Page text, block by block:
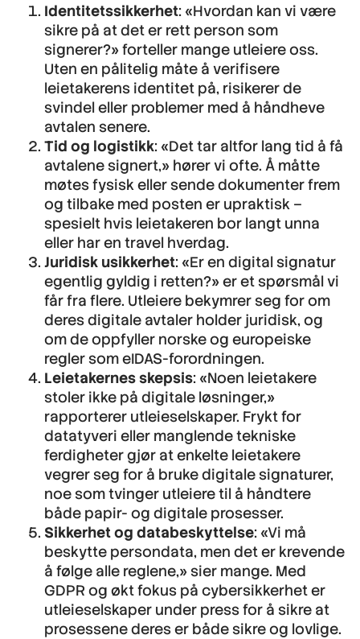
Identitetssikkerhet: «Hvordan kan vi være
sikre på at det er rett person som
signerer?» forteller mange utleiere oss.
Uten en pålitelig måte å verifisere
leietakerens identitet på, risikerer de
svindel eller problemer med å håndheve
avtalen senere.
Tid og logistikk: «Det tar altfor lang tid å få
avtalene signert,» hører vi ofte. Å måtte
møtes fysisk eller sende dokumenter frem
og tilbake med posten er upraktisk –
spesielt hvis leietakeren bor langt unna
eller har en travel hverdag.
Juridisk usikkerhet: «Er en digital signatur
egentlig gyldig i retten?» er et spørsmål vi
får fra flere. Utleiere bekymrer seg for om
deres digitale avtaler holder juridisk, og
om de oppfyller norske og europeiske
regler som eIDAS-forordningen.
Leietakernes skepsis: «Noen leietakere
stoler ikke på digitale løsninger,»
rapporterer utleieselskaper. Frykt for
datatyveri eller manglende tekniske
ferdigheter gjør at enkelte leietakere
vegrer seg for å bruke digitale signaturer,
noe som tvinger utleiere til å håndtere
både papir- og digitale prosesser.
Sikkerhet og databeskyttelse: «Vi må
beskytte persondata, men det er krevende
å følge alle reglene,» sier mange. Med
GDPR og økt fokus på cybersikkerhet er
utleieselskaper under press for å sikre at
prosessene deres er både sikre og lovlige.